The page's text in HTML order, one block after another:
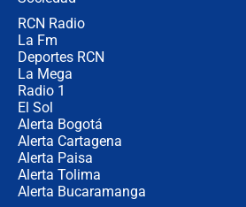
RCN Radio
La Fm
Deportes RCN
La Mega
Radio 1
El Sol
Alerta Bogotá
Alerta Cartagena
Alerta Paisa
Alerta Tolima
Alerta Bucaramanga